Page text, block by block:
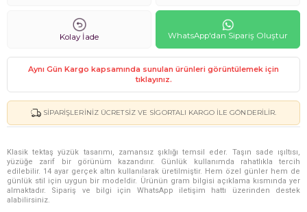
Kolay İade WhatsApp'dan Sipariş Oluştur
Aynı Gün Kargo kapsamında sunulan ürünleri görüntülemek için
tıklayınız.
SIPARIŞLERINIZ ÜCRETSIZ VE SIGORTALI KARGO ILE GÖNDERILIR.
Klasik tektaş yüzük tasarımı, zamansız şıklığı temsil eder. Taşın sade ışıltısı,
yüzüğe zarif bir görünüm kazandırır. Günlük kullanımda rahatlıkla tercih
edilebilir. 14 ayar gerçek altın kullanılarak üretilmiştir. Hem özel günler hem de
günlük stil için uygun bir modeldir. Ürünün gram bilgisi açıklama kısmında yer
almaktadır. Sipariş ve bilgi için WhatsApp iletişim hattı üzerinden destek
alabilirsiniz.